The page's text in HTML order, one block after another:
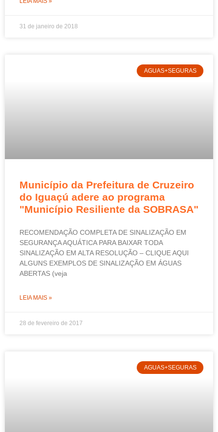
31 de janeiro de 2018
AGUAS+SEGURAS
Município da Prefeitura de Cruzeiro
do Iguaçú adere ao programa
"Município Resiliente da SOBRASA"
RECOMENDAÇÃO COMPLETA DE SINALIZAÇÃO EM
SEGURANÇA AQUÁTICA PARA BAIXAR TODA
SINALIZAÇÃO EM ALTA RESOLUÇÃO – CLIQUE AQUI
ALGUNS EXEMPLOS DE SINALIZAÇÃO EM ÁGUAS
ABERTAS (veja
LEIA MAIS »
28 de fevereiro de 2017
AGUAS+SEGURAS